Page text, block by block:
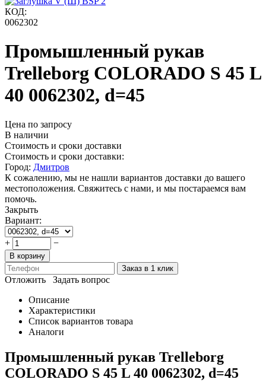
КОД:
0062302
Промышленный рукав
Trelleborg COLORADO S 45 L
40 0062302, d=45
Цена по запросу
В наличии
Стоимость и сроки доставки
Стоимость и сроки доставки:
Город: Дмитров
К сожалению, мы не нашли вариантов доставки до вашего
местоположения. Свяжитесь с нами, и мы постараемся вам
помочь.
Закрыть
Вариант:
+ −
В корзину
Заказ в 1 клик
Отложить
Задать вопрос
Описание
Характеристики
Список вариантов товара
Аналоги
Промышленный рукав Trelleborg
COLORADO S 45 L 40 0062302, d=45